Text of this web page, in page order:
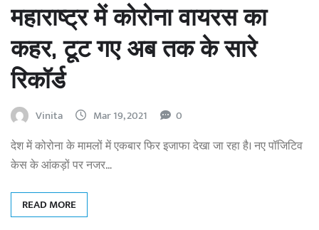
महाराष्ट्र में कोरोना वायरस का
कहर, टूट गए अब तक के सारे
रिकॉर्ड
Vinita Mar 19, 2021 0
देश में कोरोना के मामलों में एकबार फिर इजाफा देखा जा रहा है। नए पॉजिटिव
केस के आंकड़ों पर नजर…
READ MORE